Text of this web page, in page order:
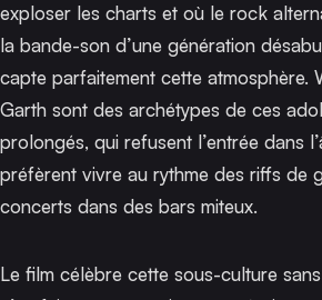
exploser les charts et où le rock
la bande-son d’une génération
capte parfaitement cette atmosphère.
Garth sont des archétypes de ces
prolongés, qui refusent l’entrée dans
préfèrent vivre au rythme des riffs de
concerts dans des bars miteux.
Le film célèbre cette sous-culture